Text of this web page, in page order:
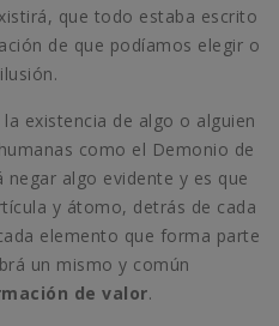
que todo estaba escrito
de que podíamos elegir o
existencia de algo o alguien
como el Demonio de
algo evidente y es que
y átomo, detrás de cada
elemento que forma parte
un mismo y común
de valor.